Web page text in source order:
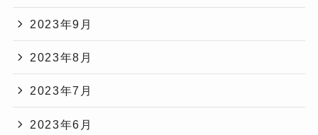
2023年9月
2023年8月
2023年7月
2023年6月